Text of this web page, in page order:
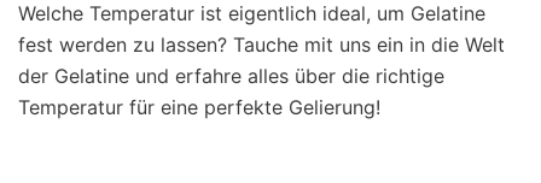
Welche Temperatur ist eigentlich ideal, um Gelatine
fest werden zu lassen? Tauche mit uns ein in die Welt
der Gelatine und erfahre alles über die richtige
Temperatur für eine perfekte Gelierung!